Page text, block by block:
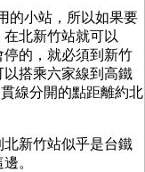
的小站，所以如果要
北新竹站就可以
的，就必須到新竹
搭乘六家線到高鐵
線分開的點距離約北
新竹站似乎是台鐵
。